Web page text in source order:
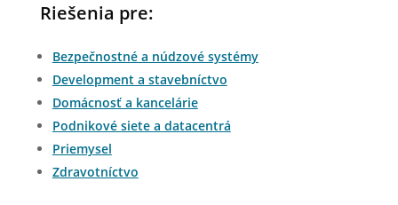
Riešenia pre:
Bezpečnostné a núdzové systémy
Development a stavebníctvo
Domácnosť a kancelárie
Podnikové siete a datacentrá
Priemysel
Zdravotníctvo